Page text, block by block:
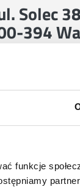
funkcje
Solec
394